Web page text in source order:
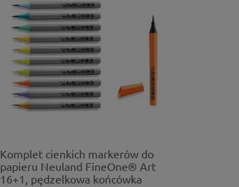
Komplet cienkich markerów do
papieru Neuland FineOne® Art
16+1, pędzelkowa końcówka